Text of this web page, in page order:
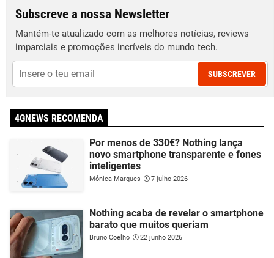
Subscreve a nossa Newsletter
Mantém-te atualizado com as melhores notícias, reviews
imparciais e promoções incríveis do mundo tech.
SUBSCREVER
4GNEWS RECOMENDA
Por menos de 330€? Nothing lança
novo smartphone transparente e fones
inteligentes
Mónica Marques 7 julho 2026
Nothing acaba de revelar o smartphone
barato que muitos queriam
Bruno Coelho 22 junho 2026